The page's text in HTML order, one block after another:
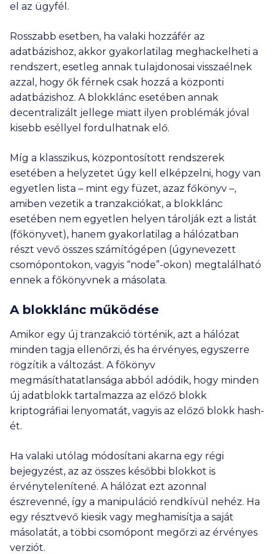
el az ügyfél.
Rosszabb esetben, ha valaki hozzáfér az
adatbázishoz, akkor gyakorlatilag meghackelheti a
rendszert, esetleg annak tulajdonosai visszaélnek
azzal, hogy ők férnek csak hozzá a központi
adatbázishoz. A blokklánc esetében annak
decentralizált jellege miatt ilyen problémák jóval
kisebb eséllyel fordulhatnak elő.
Míg a klasszikus, központosított rendszerek
esetében a helyzetet úgy kell elképzelni, hogy van
egyetlen lista – mint egy füzet, azaz főkönyv –,
amiben vezetik a tranzakciókat, a blokklánc
esetében nem egyetlen helyen tárolják ezt a listát
(főkönyvet), hanem gyakorlatilag a hálózatban
részt vevő összes számítógépen (úgynevezett
csomópontokon, vagyis “node”-okon) megtalálható
ennek a főkönyvnek a másolata.
A blokklánc működése
Amikor egy új tranzakció történik, azt a hálózat
minden tagja ellenőrzi, és ha érvényes, egyszerre
rögzítik a változást. A főkönyv
megmásíthatatlansága abból adódik, hogy minden
új adatblokk tartalmazza az előző blokk
kriptográfiai lenyomatát, vagyis az előző blokk hash-
ét.
Ha valaki utólag módosítani akarna egy régi
bejegyzést, az az összes későbbi blokkot is
érvénytelenítené. A hálózat ezt azonnal
észrevenné, így a manipuláció rendkívül nehéz. Ha
egy résztvevő kiesik vagy meghamisítja a saját
másolatát, a többi csomópont megőrzi az érvényes
verziót.